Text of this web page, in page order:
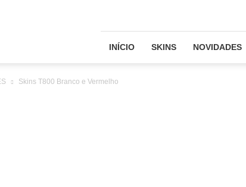
INÍCIO SKINS NOVIDADES
Skins T800 Branco e Vermelho